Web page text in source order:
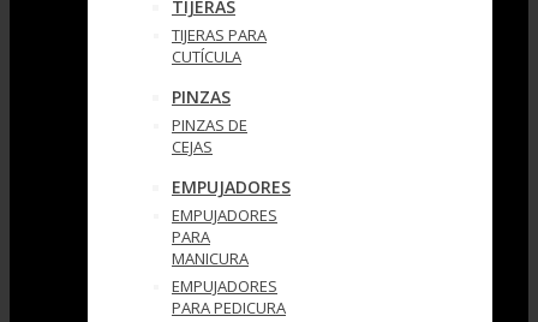
TIJERAS
TIJERAS PARA
CUTÍCULA
PINZAS
PINZAS DE
CEJAS
EMPUJADORES
EMPUJADORES
PARA
MANICURA
EMPUJADORES
PARA PEDICURA